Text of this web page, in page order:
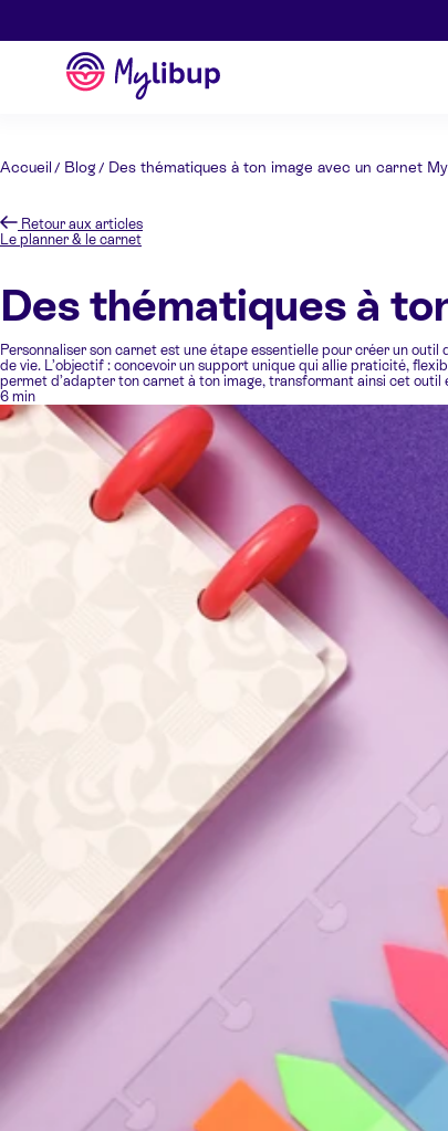
Mylibup
Accueil Blog Des thématiques à ton image avec un carnet
Retour aux articles
Le planner & le carnet
Des thématiques à
Personnaliser son carnet est une étape essentielle pour créer un
de vie. L’objectif : concevoir un support unique qui allie praticité,
permet d’adapter ton carnet à ton image, transformant ainsi cet
6 min